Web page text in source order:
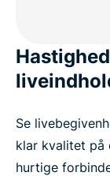
Se
klar kvalitet på
hurtige